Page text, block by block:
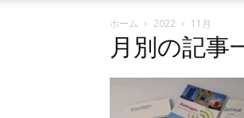
ホーム 2022 11月
月別の記事